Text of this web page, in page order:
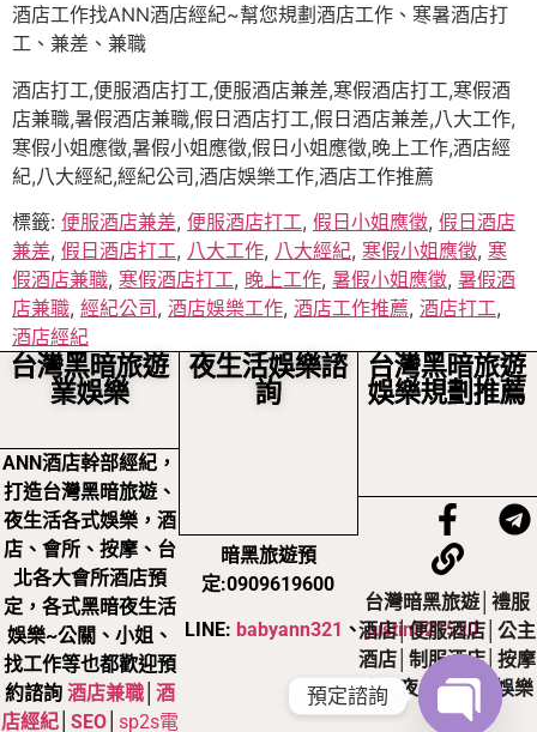
酒店工作找ANN酒店經紀~幫您規劃酒店工作、寒暑酒店打
工、兼差、兼職
酒店打工,便服酒店打工,便服酒店兼差,寒假酒店打工,寒假酒
店兼職,暑假酒店兼職,假日酒店打工,假日酒店兼差,八大工作,
寒假小姐應徵,暑假小姐應徵,假日小姐應徵,晚上工作,酒店經
紀,八大經紀,經紀公司,酒店娛樂工作,酒店工作推薦
標籤: 便服酒店兼差, 便服酒店打工, 假日小姐應徵, 假日酒店
兼差, 假日酒店打工, 八大工作, 八大經紀, 寒假小姐應徵, 寒
假酒店兼職, 寒假酒店打工, 晚上工作, 暑假小姐應徵, 暑假酒
店兼職, 經紀公司 , 酒店娛樂工作, 酒店工作推薦, 酒店打工,
酒店經紀
台灣黑暗旅遊
業娛樂
ANN酒店幹部經紀，
打造台灣黑暗旅遊、
夜生活各式娛樂，酒
店、會所、按摩、台
北各大會所酒店預
定，各式黑暗夜生活
娛樂~公關、小姐、
找工作等也都歡迎預
約諮詢 酒店兼職│ 酒
店經紀│ SEO│ sp2s電
夜生活娛樂諮
詢
暗黑旅遊預
定:0909619600
LINE: babyann321 、justin321520
台灣黑暗旅遊
娛樂規劃推薦
台灣暗黑旅遊│禮服
酒店│便服酒店│公主
酒店│制服酒店│按摩
店，夜生活黑暗娛樂
預定諮詢